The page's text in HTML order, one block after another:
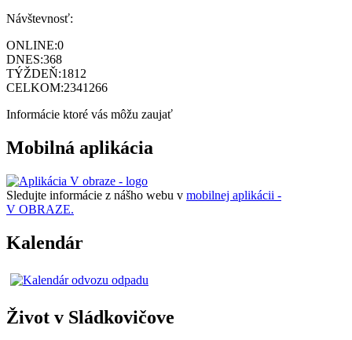
Návštevnosť:
ONLINE:0
DNES:368
TÝŽDEŇ:1812
CELKOM:2341266
Informácie ktoré vás môžu zaujať
Mobilná aplikácia
Sledujte informácie z nášho webu v mobilnej aplikácii -
V OBRAZE.
Kalendár
Život v Sládkovičove